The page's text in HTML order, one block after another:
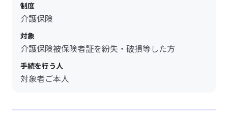
制度
介護保険
対象
介護保険被保険者証を紛失・破損等した方
手続を行う人
対象者ご本人